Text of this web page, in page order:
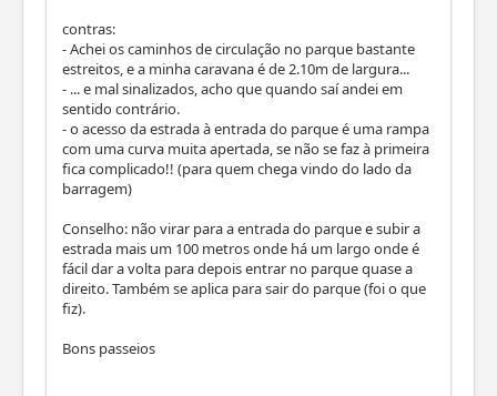
contras:
- Achei os caminhos de circulação no parque bastante
estreitos, e a minha caravana é de 2.10m de largura...
- ... e mal sinalizados, acho que quando saí andei em
sentido contrário.
- o acesso da estrada à entrada do parque é uma rampa
com uma curva muita apertada, se não se faz à primeira
fica complicado!! (para quem chega vindo do lado da
barragem)
Conselho: não virar para a entrada do parque e subir a
estrada mais um 100 metros onde há um largo onde é
fácil dar a volta para depois entrar no parque quase a
direito. Também se aplica para sair do parque (foi o que
fiz).
Bons passeios